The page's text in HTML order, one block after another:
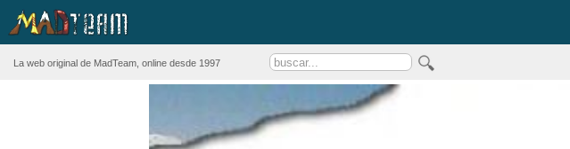
La web original de MadTeam, online desde 1997